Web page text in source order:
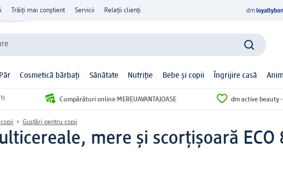
Trăiți mai conștient Servicii Relații clienți
Păr Cosmetică bărbați Sănătate Nutriție Bebe și copii Îngrijire casă
Cumpărături online MEREUAVANTAJOASE dm active beauty
Gustări pentru copii
mere și scorțișoară ECO